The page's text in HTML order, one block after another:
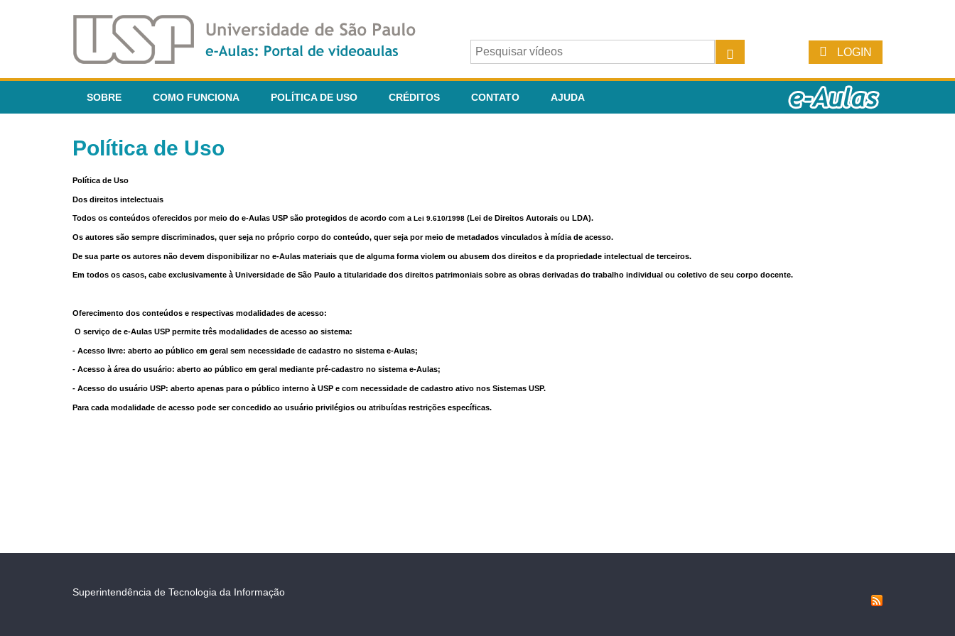
LOGIN
SOBRE COMO FUNCIONA POLÍTICA DE USO CRÉDITOS CONTATO AJUDA
Política de Uso
Política de Uso
Dos direitos intelectuais
Todos os conteúdos oferecidos por meio do e-Aulas USP são protegidos de acordo com a Lei 9.610/1998 (Lei de Direitos Autorais ou LDA).
Os autores são sempre discriminados, quer seja no próprio corpo do conteúdo, quer seja por meio de metadados vinculados à mídia de acesso.
De sua parte os autores não devem disponibilizar no e-Aulas materiais que de alguma forma violem ou abusem dos direitos e da propriedade intelectual de terceiros.
Em todos os casos, cabe exclusivamente à Universidade de São Paulo a titularidade dos direitos patrimoniais sobre as obras derivadas do trabalho individual ou coletivo de seu corpo docente.
Oferecimento dos conteúdos e respectivas modalidades de acesso:
O serviço de e-Aulas USP permite três modalidades de acesso ao sistema:
- Acesso livre: aberto ao público em geral sem necessidade de cadastro no sistema e-Aulas;
- Acesso à área do usuário: aberto ao público em geral mediante pré-cadastro no sistema e-Aulas;
- Acesso do usuário USP: aberto apenas para o público interno à USP e com necessidade de cadastro ativo nos Sistemas USP.
Para cada modalidade de acesso pode ser concedido ao usuário privilégios ou atribuídas restrições específicas.
Superintendência de Tecnologia da Informação